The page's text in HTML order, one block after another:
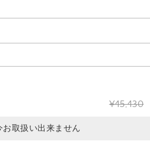
¥45,430
お取扱い出来ません